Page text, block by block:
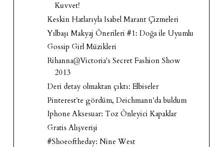
Kuvvet!
Keskin Hatlarıyla Isabel Marant Çizmeleri
Yılbaşı Makyaj Önerileri #1: Doğa ile Uyumlu
Gossip Girl Müzikleri
Rihanna@Victoria's Secret Fashion Show
2013
Deri detay olmaktan çıktı: Elbiseler
Pinterest'te gördüm, Deichmann'da buldum
Iphone Aksesuar: Toz Önleyici Kapaklar
Gratis Alışverişi
#Shoeoftheday: Nine West